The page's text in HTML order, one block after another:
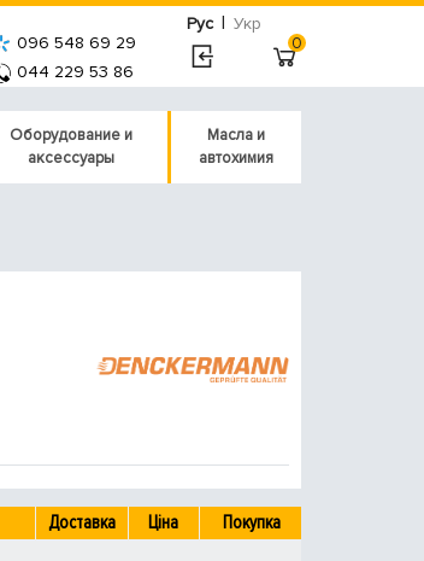
Рус | Укр
096 548 69 29
044 229 53 86
0
Оборудование и
аксессуары
Масла и
автохимия
Доставка Ціна Покупка